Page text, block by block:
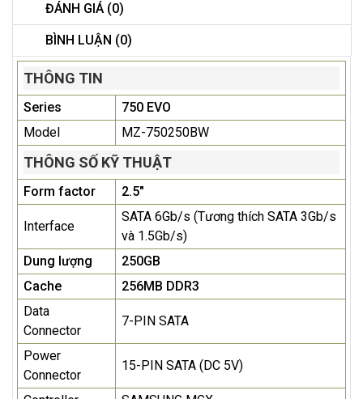
ĐÁNH GIÁ (0)
BÌNH LUẬN (0)
THÔNG TIN
Series
750 EVO
Model
MZ-750250BW
THÔNG SỐ KỸ THUẬT
Form factor 2.5"
Interface
SATA 6Gb/s (Tương thích SATA 3Gb/s
và 1.5Gb/s)
Dung lượng
250GB
Cache
256MB DDR3
Data
Connector
7-PIN SATA
Power
Connector
15-PIN SATA (DC 5V)